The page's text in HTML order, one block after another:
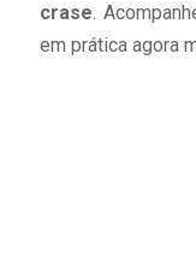
crase.
em prática agora